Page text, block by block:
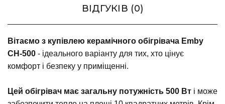
ВІДГУКІВ (0)
Вітаємо з купівлею керамічного обігрівача Emby
CH-500 - ідеального варіанту для тих, хто цінує
комфорт і безпеку у приміщенні.
Цей обігрівач має загальну потужність 500 Вт і може